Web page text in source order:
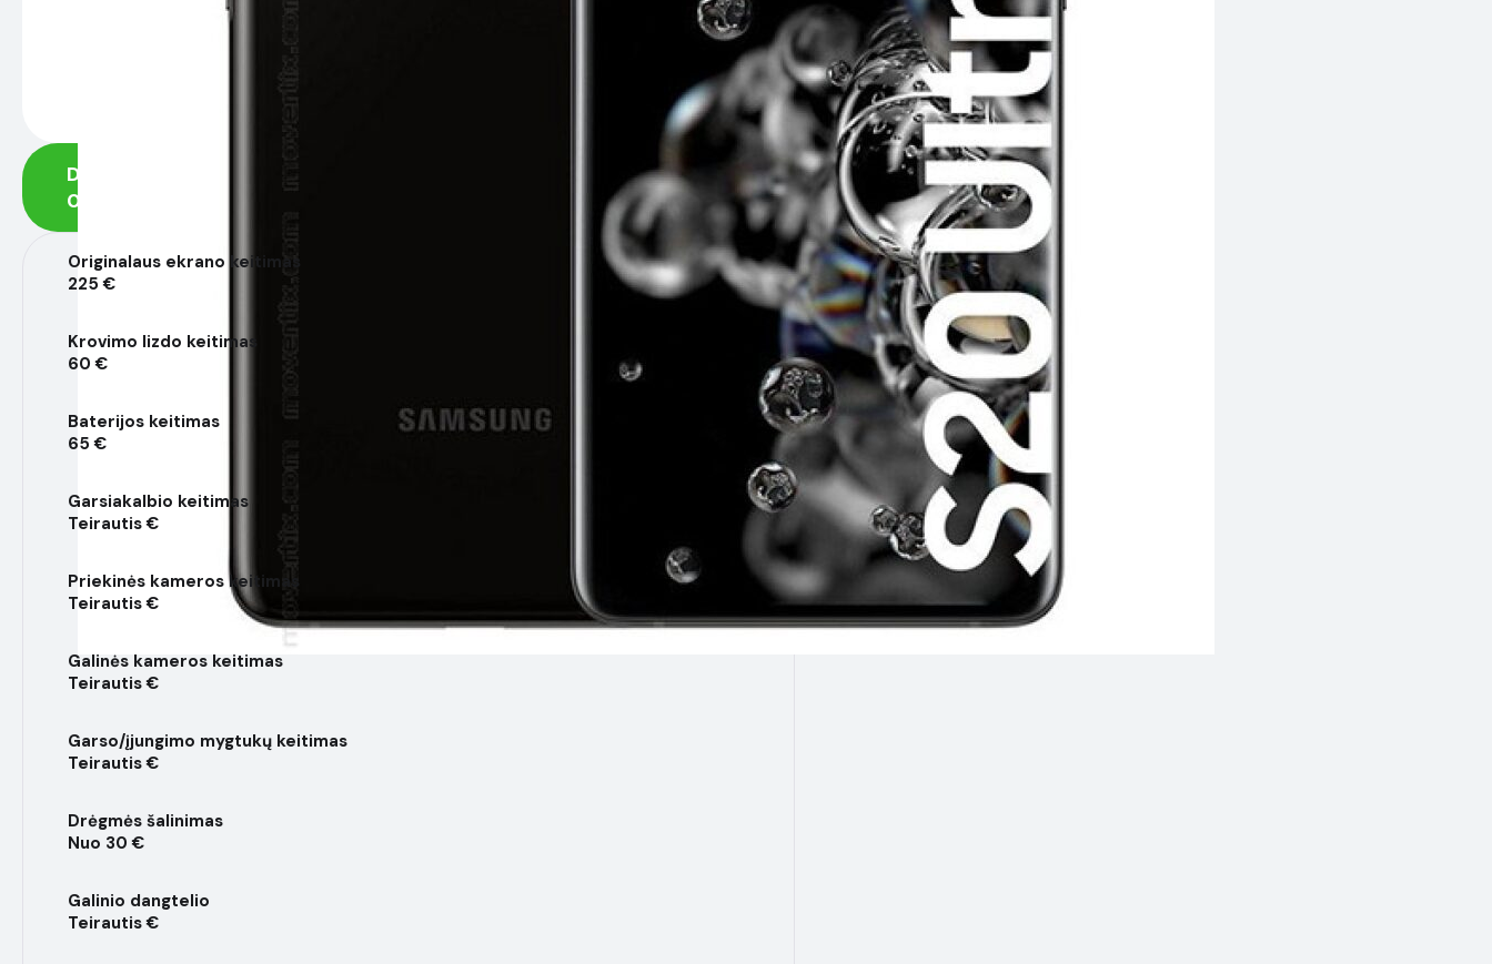
Diagnostika
0 €
Originalaus ekrano keitimas
225 €
Krovimo lizdo keitimas
60 €
Baterijos keitimas
65 €
Garsiakalbio keitimas
Teirautis €
Priekinės kameros keitimas
Teirautis €
Galinės kameros keitimas
Teirautis €
Garso/įjungimo mygtukų keitimas
Teirautis €
Drėgmės šalinimas
Nuo 30 €
Galinio dangtelio
Teirautis €